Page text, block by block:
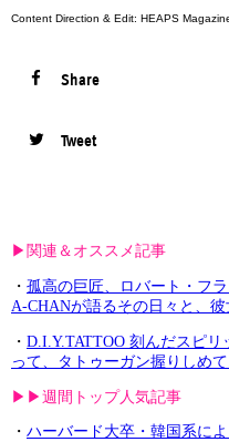
Content Direction & Edit: HEAPS
Share
Tweet
▶︎関連＆オススメ記事
・ 孤高の巨匠、ロバート・フ
A-CHANが語るその日々と、彼
・ D.I.Y.TATTOO 刻んだスピ
って、タトゥーガン握りしめて
▶︎▶︎週間トップ人気記事
・ ハーバード大卒・韓国系に